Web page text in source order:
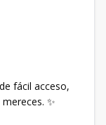
fácil acceso,
✨